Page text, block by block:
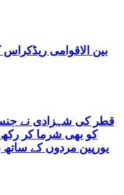
بین الاقوامی
قطر کی شہزادی نے
یورپین مردوں کے